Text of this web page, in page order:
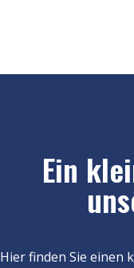
Ein
Hier finden Sie einen